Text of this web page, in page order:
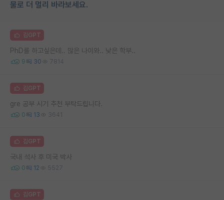
물로 더 멀리 바라보세요.
김GPT
PhD를 하고싶은데.. 많은 나이와.. 낮은 학부..
9 30 7814
김GPT
gre 공부 시기 추천 부탁드립니다.
0 13 3641
김GPT
국내 석사 후 미국 박사
0 12 5527
김GPT